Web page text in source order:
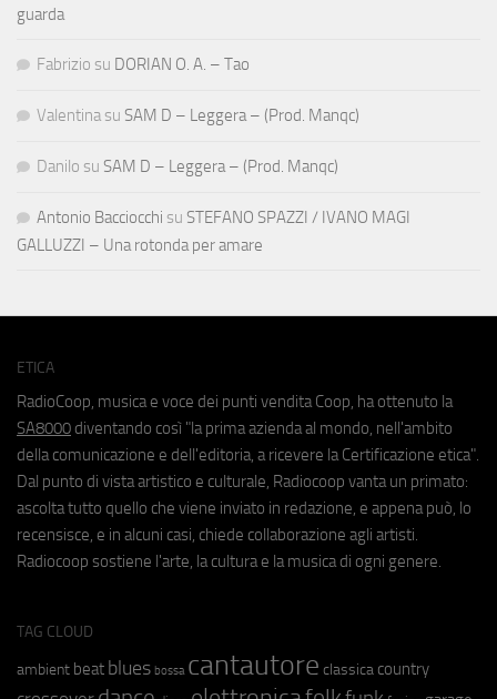
guarda
Fabrizio su DORIAN O. A. – Tao
Valentina su SAM D – Leggera – (Prod. Manqc)
Danilo su SAM D – Leggera – (Prod. Manqc)
Antonio Bacciocchi su STEFANO SPAZZI / IVANO MAGI
GALLUZZI – Una rotonda per amare
ETICA
RadioCoop, musica e voce dei punti vendita Coop, ha ottenuto la
SA8000 diventando così "la prima azienda al mondo, nell'ambito
della comunicazione e dell'editoria, a ricevere la Certificazione etica".
Dal punto di vista artistico e culturale, Radiocoop vanta un primato:
ascolta tutto quello che viene inviato in redazione, e appena può, lo
recensisce, e in alcuni casi, chiede collaborazione agli artisti.
Radiocoop sostiene l'arte, la cultura e la musica di ogni genere.
TAG CLOUD
ambient beat blues bossa cantautore classica country